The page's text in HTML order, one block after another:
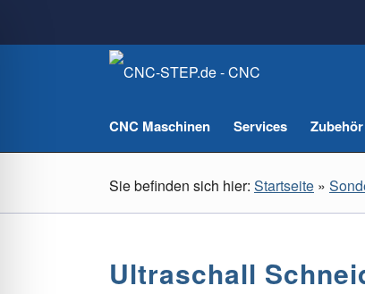
CNC Maschinen Services Zubehör
Sie befinden sich hier: Startseite »
Ultraschall